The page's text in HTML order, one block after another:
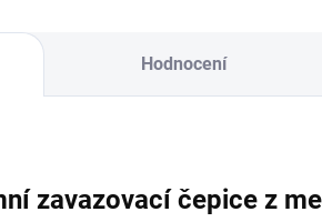
Hodnocení
zavazovací čepice z